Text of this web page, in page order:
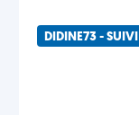
DIDINE73 - SUIVI